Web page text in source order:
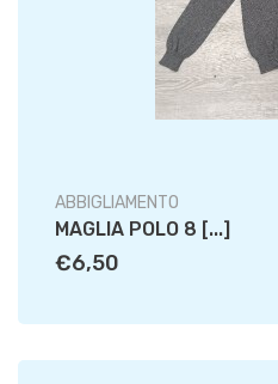
ABBIGLIAMENTO
MAGLIA POLO 8 [...]
€6,50